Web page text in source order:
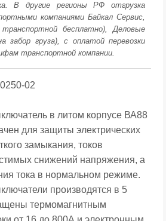
В другие регионы РФ отгрузка
компаниями Байкал Сервис,
бесплатно), Деловые
забор груза), с оплатой перевозки
транспортной компании.
02
в литом корпусе ВА88
для защиты электрических
замыкания, токов
снижений напряжения, а
тока в нормальном режиме.
производятся в 5
термомагнитным